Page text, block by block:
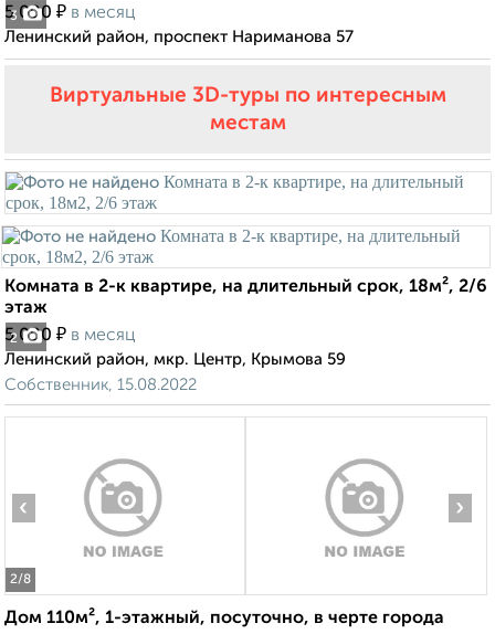
3
5 000 ₽ в месяц
Ленинский район, проспект Нариманова 57
Виртуальные 3D-туры по интересным
местам
2
Комната в 2-к квартире, на длительный срок, 18м², 2/6
этаж
5 000 ₽ в месяц
Ленинский район, мкр. Центр, Крымова 59
Собственник, 15.08.2022
2/8
‹ ›
Дом 110м², 1-этажный, посуточно, в черте города